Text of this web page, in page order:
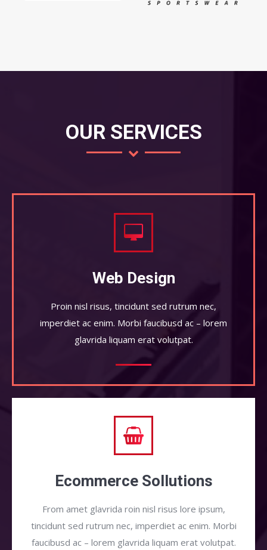
OUR SERVICES
Web Design
Proin nisl risus, tincidunt sed rutrum nec,
imperdiet ac enim. Morbi faucibusd ac – lorem
glavrida liquam erat volutpat.
Ecommerce Sollutions
From amet glavrida roin nisl risus lore ipsum,
tincidunt sed rutrum nec, imperdiet ac enim. Morbi
faucibusd ac – lorem glavrida liquam erat volutpat.